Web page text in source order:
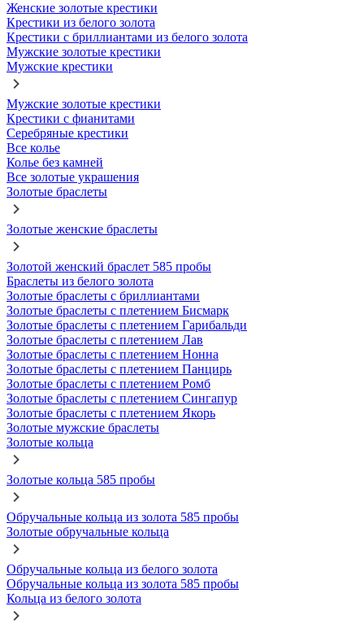
Женские золотые крестики
Крестики из белого золота
Крестики с бриллиантами из белого золота
Мужские золотые крестики
Мужские крестики
Мужские золотые крестики
Крестики с фианитами
Серебряные крестики
Все колье
Колье без камней
Все золотые украшения
Золотые браслеты
Золотые женские браслеты
Золотой женский браслет 585 пробы
Браслеты из белого золота
Золотые браслеты с бриллиантами
Золотые браслеты с плетением Бисмарк
Золотые браслеты с плетением Гарибальди
Золотые браслеты с плетением Лав
Золотые браслеты с плетением Нонна
Золотые браслеты с плетением Панцирь
Золотые браслеты с плетением Ромб
Золотые браслеты с плетением Сингапур
Золотые браслеты с плетением Якорь
Золотые мужские браслеты
Золотые кольца
Золотые кольца 585 пробы
Обручальные кольца из золота 585 пробы
Золотые обручальные кольца
Обручальные кольца из белого золота
Обручальные кольца из золота 585 пробы
Кольца из белого золота